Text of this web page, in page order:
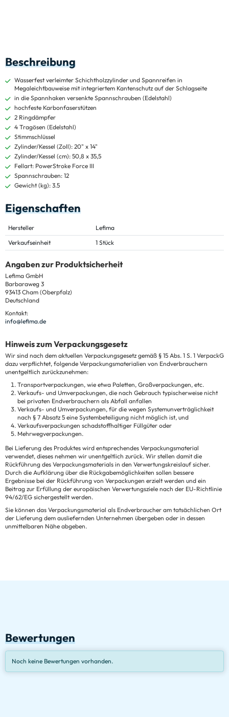
Beschreibung
Wasserfest verleimter Schichtholzzylinder und Spannreifen in
Megaleichtbauweise mit integriertem Kantenschutz auf der Schlagseite
in die Spannhaken versenkte Spannschrauben (Edelstahl)
hochfeste Karbonfaserstützen
2 Ringdämpfer
4 Tragösen (Edelstahl)
Stimmschlüssel
Zylinder/Kessel (Zoll): 20" x 14"
Zylinder/Kessel (cm): 50,8 x 35,5
Fellart: PowerStroke Force III
Spannschrauben: 12
Gewicht (kg): 3.5
Eigenschaften
Hersteller
Lefima
Verkaufseinheit
1 Stück
Angaben zur Produktsicherheit
Lefima GmbH
Barbaraweg 3
93413 Cham (Oberpfalz)
Deutschland
Kontakt:
info@lefima.de
Hinweis zum Verpackungsgesetz
Wir sind nach dem aktuellen Verpackungsgesetz gemäß § 15 Abs. 1 S. 1 VerpackG
dazu verpflichtet, folgende Verpackungsmaterialien von Endverbrauchern
unentgeltlich zurückzunehmen:
Transportverpackungen, wie etwa Paletten, Großverpackungen, etc.
Verkaufs- und Umverpackungen, die nach Gebrauch typischerweise nicht
bei privaten Endverbrauchern als Abfall anfallen
Verkaufs- und Umverpackungen, für die wegen Systemunverträglichkeit
nach § 7 Absatz 5 eine Systembeteiligung nicht möglich ist, und
Verkaufsverpackungen schadstoffhaltiger Füllgüter oder
Mehrwegverpackungen.
Bei Lieferung des Produktes wird entsprechendes Verpackungsmaterial
verwendet, dieses nehmen wir unentgeltlich zurück. Wir stellen damit die
Rückführung des Verpackungsmaterials in den Verwertungskreislauf sicher.
Durch die Aufklärung über die Rückgabemöglichkeiten sollen bessere
Ergebnisse bei der Rückführung von Verpackungen erzielt werden und ein
Beitrag zur Erfüllung der europäischen Verwertungsziele nach der EU-Richtlinie
94/62/EG sichergestellt werden.
Sie können das Verpackungsmaterial als Endverbraucher am tatsächlichen Ort
der Lieferung dem ausliefernden Unternehmen übergeben oder in dessen
unmittelbaren Nähe abgeben.
Bewertungen
Noch keine Bewertungen vorhanden.